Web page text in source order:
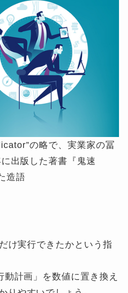
の略で、実業家の冨
出版した著書『鬼速
造語
け実行できたかという指
計画」を数値に置き換え